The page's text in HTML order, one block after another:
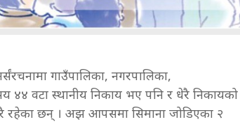
गाउँपालिका, नगरपालिका,
४४ वटा स्थानीय निकाय भए पनि र धेरै निकायको
रहेका छन् । अझ आपसमा सिमाना जोडिएका २